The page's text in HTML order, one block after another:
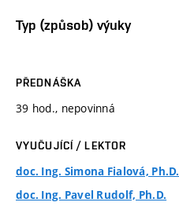
Typ (způsob) výuky
PŘEDNÁŠKA
39 hod., nepovinná
VYUČUJÍCÍ / LEKTOR
doc. Ing. Simona Fialová, Ph.D.
doc. Ing. Pavel Rudolf, Ph.D.